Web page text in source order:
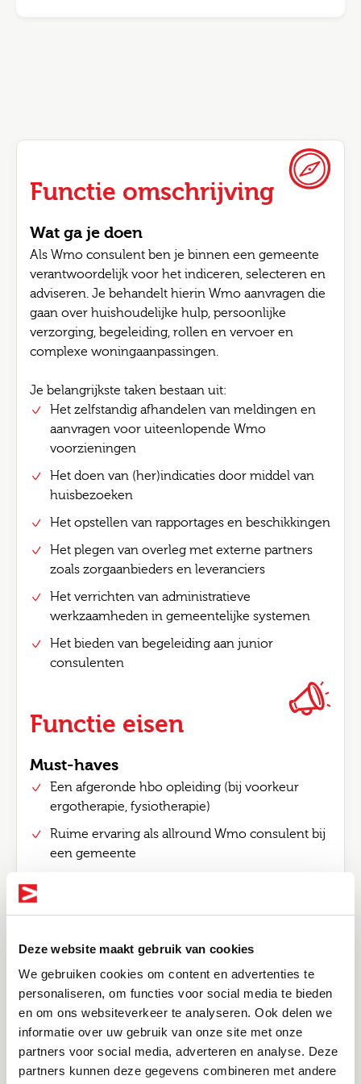
Deze website maakt gebruik van cookies
We gebruiken cookies om content en advertenties te
personaliseren, om functies voor social media te bieden
en om ons websiteverkeer te analyseren. Ook delen we
informatie over uw gebruik van onze site met onze
partners voor social media, adverteren en analyse. Deze
partners kunnen deze gegevens combineren met andere
Functie omschrijving
Wat ga je doen
Als Wmo consulent ben je binnen een gemeente
verantwoordelijk voor het indiceren, selecteren en
adviseren. Je behandelt hierin Wmo aanvragen die
gaan over huishoudelijke hulp, persoonlijke
verzorging, begeleiding, rollen en vervoer en
complexe woningaanpassingen.
Je belangrijkste taken bestaan uit:
Het zelfstandig afhandelen van meldingen en
aanvragen voor uiteenlopende Wmo
voorzieningen
Het doen van (her)indicaties door middel van
huisbezoeken
Het opstellen van rapportages en beschikkingen
Het plegen van overleg met externe partners
zoals zorgaanbieders en leveranciers
Het verrichten van administratieve
werkzaamheden in gemeentelijke systemen
Het bieden van begeleiding aan junior
consulenten
Functie eisen
Must-haves
Een afgeronde hbo opleiding (bij voorkeur
ergotherapie, fysiotherapie)
Ruime ervaring als allround Wmo consulent bij
een gemeente
gesprek te voeren en deinst niet terug voor
complexe vraagstukken
Je hebt goede schriftelijke vaardigheden: het
schrijven van rapportages en beschikkingen is
geen probleem voor jou
Flexibele werkhouding: je krijgt energie van
gevarieerde werkdagen, je bent soms veel op
Altijd als 1e op de hoogte van de
nieuwste vacatures als je een job
Bel me terug